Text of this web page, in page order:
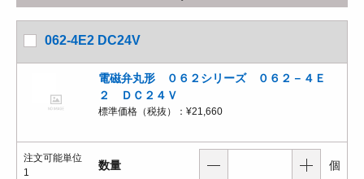
062-4E2 DC24V
電磁弁丸形 ０６２シリーズ ０６２－４Ｅ
２ ＤＣ２４Ｖ
標準価格（税抜）： ¥21,660
注文可能単位
1
数量 個